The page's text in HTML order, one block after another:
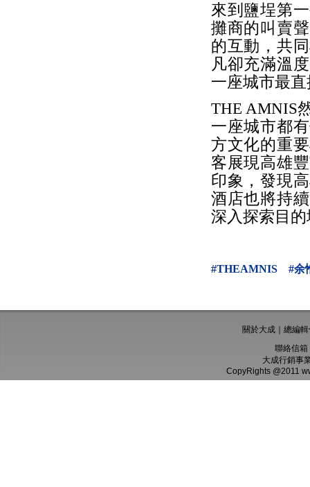
來到鹽埕第
攤商的叫賣
的互動，共
凡卻充滿溫
一座城市最
THE AMNIS
一座城市都
方文化的重
客展現高雄
印象，發現
酒店也將持
深入探索目
#THEAMNIS #余